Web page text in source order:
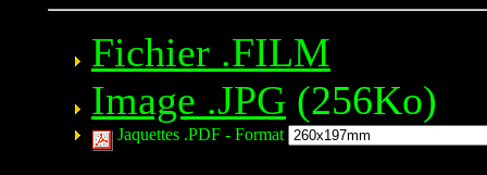
Fichier .FILM
Image .JPG (256Ko)
Jaquettes .PDF - Format